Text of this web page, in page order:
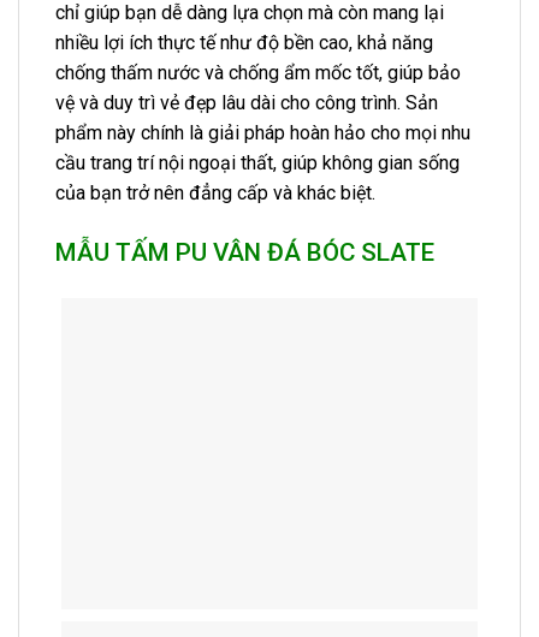
chỉ giúp bạn dễ dàng lựa chọn mà còn mang lại
nhiều lợi ích thực tế như độ bền cao, khả năng
chống thấm nước và chống ẩm mốc tốt, giúp bảo
vệ và duy trì vẻ đẹp lâu dài cho công trình. Sản
phẩm này chính là giải pháp hoàn hảo cho mọi nhu
cầu trang trí nội ngoại thất, giúp không gian sống
của bạn trở nên đẳng cấp và khác biệt.
MẪU TẤM PU VÂN ĐÁ BÓC SLATE